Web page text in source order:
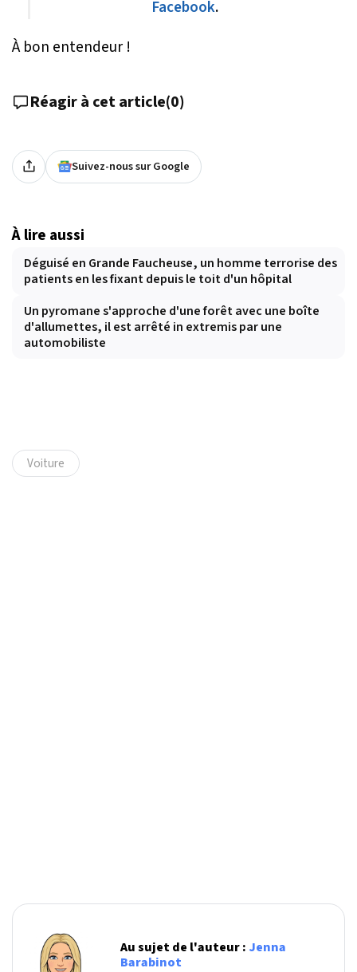
Facebook.
À bon entendeur !
Réagir à cet article(0)
Suivez-nous sur Google
À lire aussi
Déguisé en Grande Faucheuse, un homme terrorise des
patients en les fixant depuis le toit d'un hôpital
Un pyromane s'approche d'une forêt avec une boîte
d'allumettes, il est arrêté in extremis par une
automobiliste
Voiture
Au sujet de l'auteur : Jenna
Barabinot